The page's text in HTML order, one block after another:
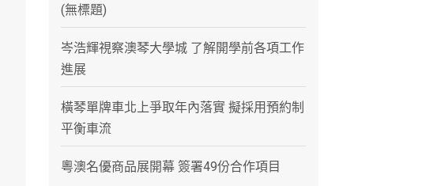
(無標題)
岑浩輝視察澳琴大學城 了解開學前各項工作
進展
橫琴單牌車北上爭取年內落實 擬採用預約制
平衡車流
粵澳名優商品展開幕 簽署49份合作項目